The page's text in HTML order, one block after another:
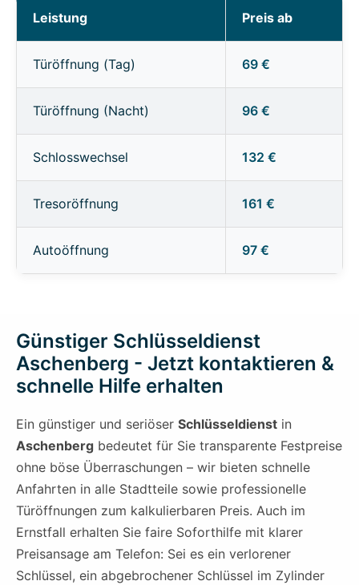
Leistung Preis ab
Türöffnung (Tag) 69 €
Türöffnung (Nacht) 96 €
Schlosswechsel 132 €
Tresoröffnung 161 €
Autoöffnung 97 €
Günstiger Schlüsseldienst
Aschenberg - Jetzt kontaktieren &
schnelle Hilfe erhalten
Ein günstiger und seriöser Schlüsseldienst in
Aschenberg bedeutet für Sie transparente Festpreise
ohne böse Überraschungen – wir bieten schnelle
Anfahrten in alle Stadtteile sowie professionelle
Türöffnungen zum kalkulierbaren Preis. Auch im
Ernstfall erhalten Sie faire Soforthilfe mit klarer
Preisansage am Telefon: Sei es ein verlorener
Schlüssel, ein abgebrochener Schlüssel im Zylinder